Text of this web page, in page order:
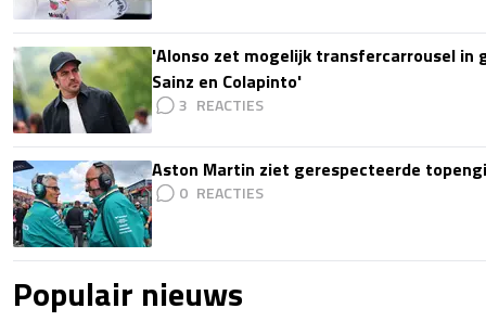
'Alonso zet mogelijk transfercarrousel in
Sainz en Colapinto'
3
Aston Martin ziet gerespecteerde
0
Populair nieuws